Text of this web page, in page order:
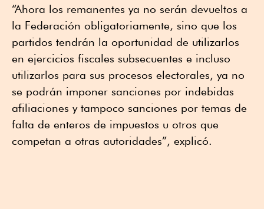
“Ahora los remanentes ya no serán devueltos a
la Federación obligatoriamente, sino que los
partidos tendrán la oportunidad de utilizarlos
en ejercicios fiscales subsecuentes e incluso
utilizarlos para sus procesos electorales, ya no
se podrán imponer sanciones por indebidas
afiliaciones y tampoco sanciones por temas de
falta de enteros de impuestos u otros que
competan a otras autoridades”, explicó.